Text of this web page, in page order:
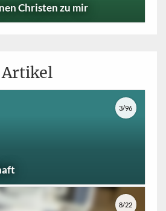
Christen zu mir
3/96
8/22